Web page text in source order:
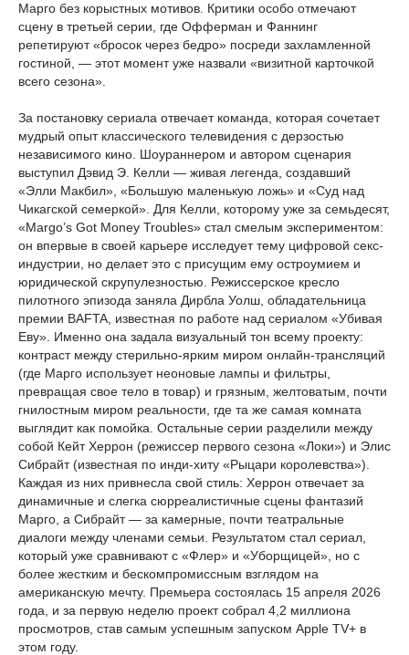
Марго без корыстных мотивов. Критики особо отмечают
сцену в третьей серии, где Офферман и Фаннинг
репетируют «бросок через бедро» посреди захламленной
гостиной, — этот момент уже назвали «визитной карточкой
всего сезона».
За постановку сериала отвечает команда, которая сочетает
мудрый опыт классического телевидения с дерзостью
независимого кино. Шоураннером и автором сценария
выступил Дэвид Э. Келли — живая легенда, создавший
«Элли Макбил», «Большую маленькую ложь» и «Суд над
Чикагской семеркой». Для Келли, которому уже за семьдесят,
«Margo’s Got Money Troubles» стал смелым экспериментом:
он впервые в своей карьере исследует тему цифровой секс-
индустрии, но делает это с присущим ему остроумием и
юридической скрупулезностью. Режиссерское кресло
пилотного эпизода заняла Дирбла Уолш, обладательница
премии BAFTA, известная по работе над сериалом «Убивая
Еву». Именно она задала визуальный тон всему проекту:
контраст между стерильно-ярким миром онлайн-трансляций
(где Марго использует неоновые лампы и фильтры,
превращая свое тело в товар) и грязным, желтоватым, почти
гнилостным миром реальности, где та же самая комната
выглядит как помойка. Остальные серии разделили между
собой Кейт Херрон (режиссер первого сезона «Локи») и Элис
Сибрайт (известная по инди-хиту «Рыцари королевства»).
Каждая из них привнесла свой стиль: Херрон отвечает за
динамичные и слегка сюрреалистичные сцены фантазий
Марго, а Сибрайт — за камерные, почти театральные
диалоги между членами семьи. Результатом стал сериал,
который уже сравнивают с «Флер» и «Уборщицей», но с
более жестким и бескомпромиссным взглядом на
американскую мечту. Премьера состоялась 15 апреля 2026
года, и за первую неделю проект собрал 4,2 миллиона
просмотров, став самым успешным запуском Apple TV+ в
этом году.